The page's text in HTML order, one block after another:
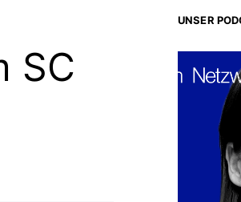
SC
UNSER